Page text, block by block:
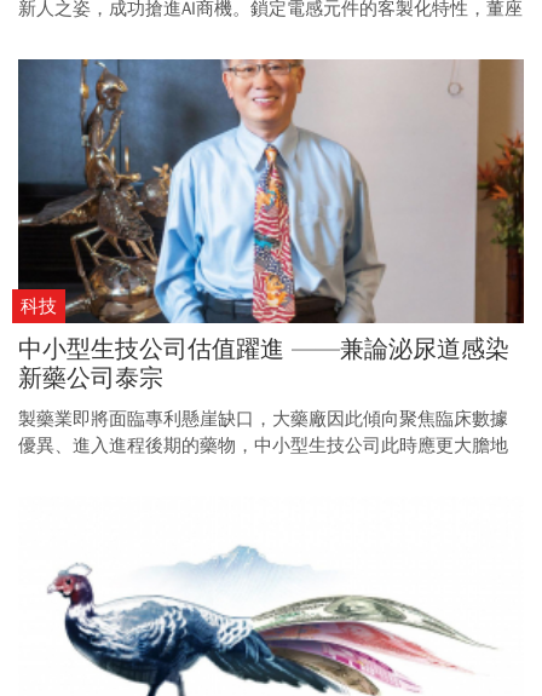
新人之姿，成功搶進AI商機。鎖定電感元件的客製化特性，董座
合作。
科技
中小型生技公司估值躍進 ——兼論泌尿道感染
新藥公司泰宗
製藥業即將面臨專利懸崖缺口，大藥廠因此傾向聚焦臨床數據
優異、進入進程後期的藥物，中小型生技公司此時應更大膽地